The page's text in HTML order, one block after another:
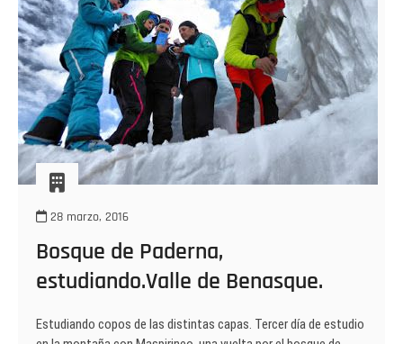
28 marzo, 2016
Bosque de Paderna,
estudiando.Valle de Benasque.
Estudiando copos de las distintas capas. Tercer día de estudio